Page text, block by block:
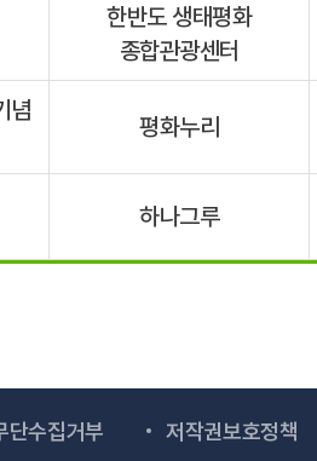
한반도 생태평화
종합관광센터
념
평화누리
하나그루
단수집거부 저작권보호정책